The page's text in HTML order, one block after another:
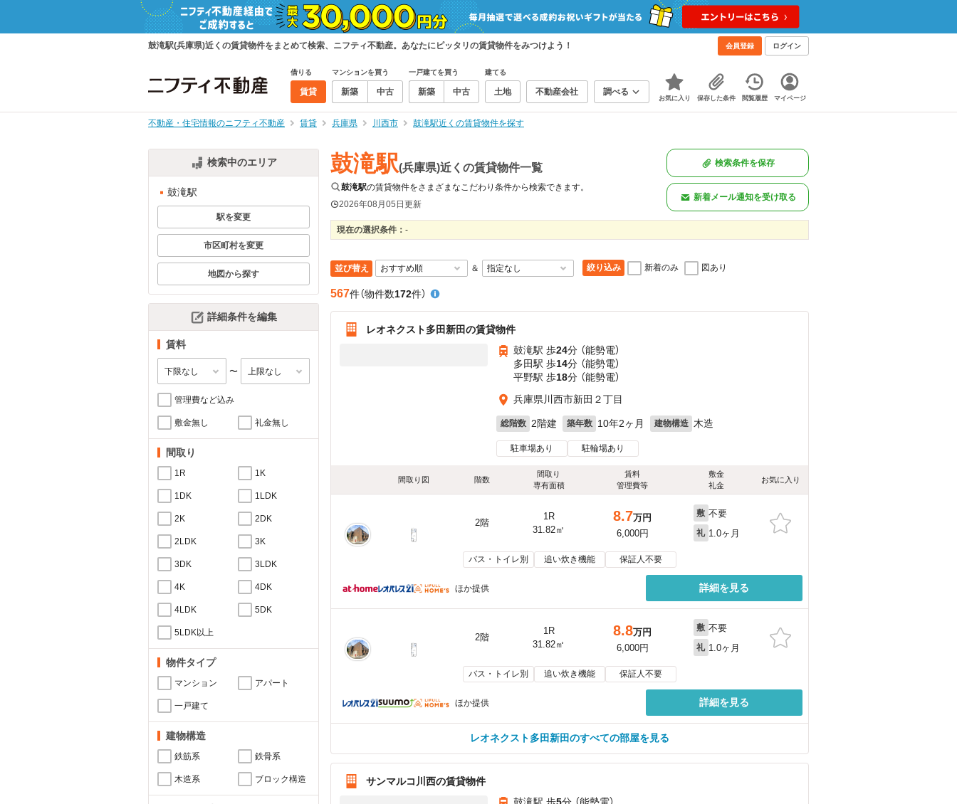
鼓滝駅(兵庫県)近くの賃貸物件をまとめて検索、ニフティ不動産。あなたにピッタリの賃貸物件をみつけよう！ 会員登録 ログイン
借りる
賃貸
マンションを買う
新築 中古
一戸建てを買う
新築 中古
建てる
土地 不動産会社 調べる
お気に入り 保存した条件 閲覧履歴 マイページ
不動産・住宅情報のニフティ不動産 賃貸 兵庫県 川西市 鼓滝駅近くの賃貸物件を探す
検索中のエリア
鼓滝駅
駅を変更
市区町村を変更
地図から探す
詳細条件を編集
賃料
〜
管理費など込み
敷金無し 礼金無し
間取り
1R 1K
1DK 1LDK
2K 2DK
2LDK 3K
3DK 3LDK
4K 4DK
4LDK 5DK
5LDK以上
物件タイプ
マンション アパート
一戸建て
建物構造
鉄筋系 鉄骨系
木造系 ブロック構造
鼓滝駅(兵庫県)近くの賃貸物件一覧
鼓滝駅の賃貸物件をさまざまなこだわり条件から検索できます。
2026年08月05日更新
検索条件を保存
新着メール通知を受け取る
現在の選択条件： -
並び替え ＆ 絞り込み 新着のみ 図あり
567件（物件数172件）
レオネクスト多田新田の賃貸物件
鼓滝駅 歩24分 （能勢電）
多田駅 歩14分 （能勢電）
平野駅 歩18分 （能勢電）
兵庫県川西市新田２丁目
総階数 2階建 築年数 10年2ヶ月 建物構造 木造
駐車場あり 駐輪場あり
間取り図 階数
間取り
専有面積
賃料
管理費等
敷金
礼金
お気に入り
2階
1R
31.82㎡
8.7万円
6,000円
敷 不要
礼 1.0ヶ月
バス・トイレ別 追い炊き機能 保証人不要
ほか提供 詳細を見る
2階
1R
31.82㎡
8.8万円
6,000円
敷 不要
礼 1.0ヶ月
バス・トイレ別 追い炊き機能 保証人不要
ほか提供 詳細を見る
レオネクスト多田新田のすべての部屋を見る
サンマルコ川西の賃貸物件